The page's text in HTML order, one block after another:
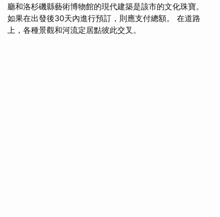
廳和洛杉磯縣藝術博物館的現代建築是該市的文化珠寶。
如果在出發後30天內進行預訂，則應支付總額。 在道路
上，各種景觀和河流定居點彼此交叉。